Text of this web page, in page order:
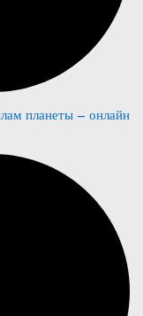
планеты – онлайн